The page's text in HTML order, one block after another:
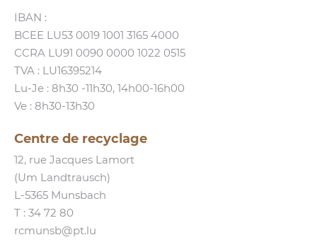
IBAN :
BCEE LU53 0019 1001 3165 4000
CCRA LU91 0090 0000 1022 0515
TVA : LU16395214
Lu-Je : 8h30 ‑11h30, 14h00-16h00
Ve : 8h30-13h30
Centre de recyclage
12, rue Jacques Lamort
(Um Landtrausch)
L‑5365 Munsbach
T : 34 72 80
rcmunsb@​pt.​lu